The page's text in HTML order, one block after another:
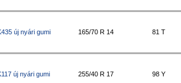
új nyári gumi 165/70 R 14 81 T
új nyári gumi 255/40 R 17 98 Y